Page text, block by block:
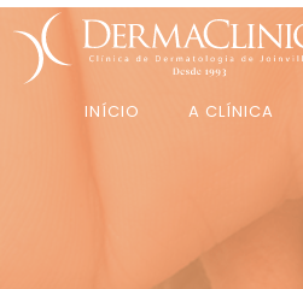
INÍCIO A CLÍNICA